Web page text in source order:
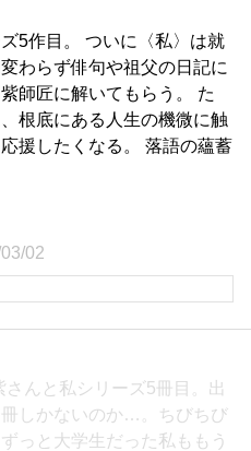
5作目。 ついに〈私〉は就
わらず俳句や祖父の日記に
師匠に解いてもらう。 た
根底にある人生の機微に触
援したくなる。 落語の蘊蓄
02
さんと私シリーズ5冊目。出
しかないのか…。ちびちび
っと大学生だった私ももう